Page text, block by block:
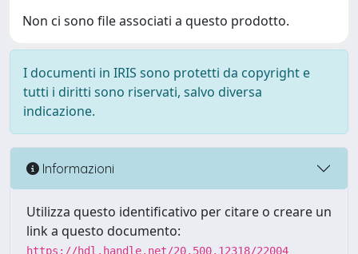
Non ci sono file associati a questo prodotto.
I documenti in IRIS sono protetti da copyright e
tutti i diritti sono riservati, salvo diversa
indicazione.
Informazioni
Utilizza questo identificativo per citare o creare un
link a questo documento:
https://hdl.handle.net/20.500.12318/22004